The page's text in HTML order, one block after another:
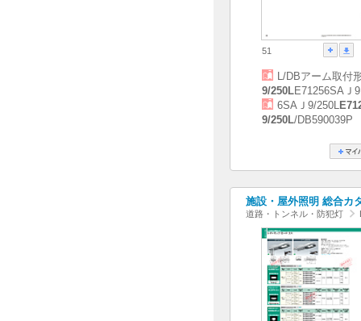
51
L/DBアーム取付
9/250LE71256SAＪ9
6SAＪ9/250L
9/250L/DB590039P
施設・屋外照明 総合カ
道路・トンネル・防犯灯